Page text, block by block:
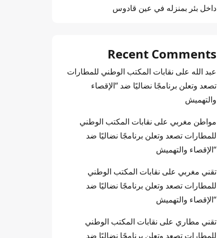
داخل بئر بمنزله في عين قادوس
Recent Comments
عبد الله على نقابات المكتب الوطني للمطارات
تصعد وتعلن برنامجًا نضاليًا ضد “الإقصاء
والتهميش
مواطن مغربي على نقابات المكتب الوطني
للمطارات تصعد وتعلن برنامجًا نضاليًا ضد
“الإقصاء والتهميش
تقني مغربي على نقابات المكتب الوطني
للمطارات تصعد وتعلن برنامجًا نضاليًا ضد
“الإقصاء والتهميش
تقني مطاري على نقابات المكتب الوطني
للمطارات تصعد وتعلن برنامجًا نضاليًا ضد